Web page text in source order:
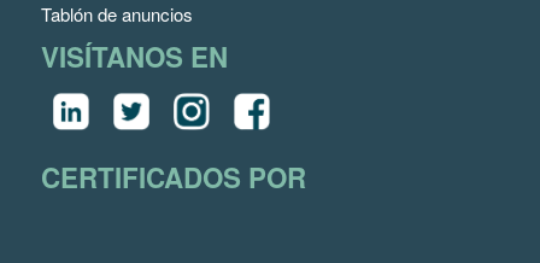
Tablón de anuncios
VISÍTANOS EN
CERTIFICADOS POR